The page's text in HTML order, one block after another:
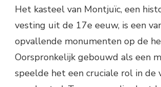
Het kasteel van Montjuïc, een
vesting uit de 17e eeuw, is een
opvallende monumenten op de
Oorspronkelijk gebouwd als een
speelde het een cruciale rol in de